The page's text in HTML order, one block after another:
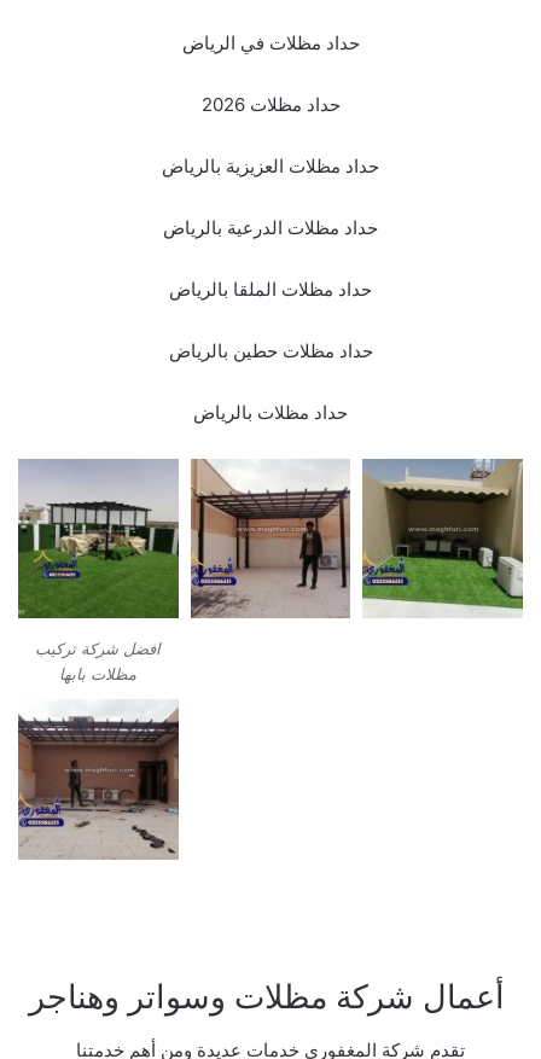
حداد مظلات في الرياض
2026 حداد مظلات
حداد مظلات العزيزية بالرياض
حداد مظلات الدرعية بالرياض
حداد مظلات الملقا بالرياض
حداد مظلات حطين بالرياض
حداد مظلات بالرياض
افضل شركة تركيب
مظلات بابها
تقدم شركة المغفوري خدمات عديدة ومن أهم خدمتنا